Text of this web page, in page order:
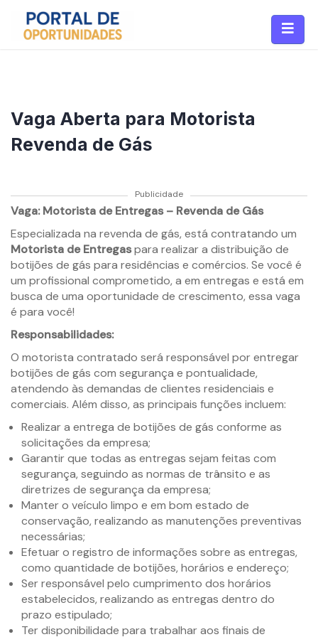
Vaga Aberta para Motorista
Revenda de Gás
Publicidade
Vaga: Motorista de Entregas – Revenda de Gás
Especializada na revenda de gás, está contratando um
Motorista de Entregaspara realizar a distribuição de
botijões de gás para residências e comércios. Se você é
um profissional comprometido, a em entregas e está em
busca de uma oportunidade de crescimento, essa vaga
é para você!
Responsabilidades:
O motorista contratado será responsável por entregar
botijões de gás com segurança e pontualidade,
atendendo às demandas de clientes residenciais e
comerciais. Além disso, as principais funções incluem:
Realizar a entrega de botijões de gás conforme as
solicitações da empresa;
Garantir que todas as entregas sejam feitas com
segurança, seguindo as normas de trânsito e as
diretrizes de segurança da empresa;
Manter o veículo limpo e em bom estado de
conservação, realizando as manutenções preventivas
necessárias;
Efetuar o registro de informações sobre as entregas,
como quantidade de botijões, horários e endereço;
Ser responsável pelo cumprimento dos horários
estabelecidos, realizando as entregas dentro do
prazo estipulado;
Ter disponibilidade para trabalhar aos finais de